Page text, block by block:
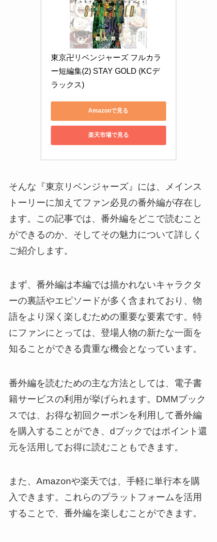
東京卍リベンジャーズ フルカラ
ー短編集(2) STAY GOLD (KCデ
ラックス)
Amazonで見る
楽天市場で見る
そんな『東京リベンジャーズ』には、メインス
トーリーに加えてファン必見の番外編が存在し
ます。この記事では、番外編をどこで読むこと
ができるのか、そしてその魅力について詳しく
ご紹介します。
まず、番外編は本編では描かれないキャラクタ
ーの裏話やエピソードが多く含まれており、物
語をより深く楽しむための重要な要素です。特
にファンにとっては、登場人物の新たな一面を
知ることができる貴重な機会となっています。
番外編を読むための主な方法としては、電子書
籍サービスの利用が挙げられます。DMMブック
スでは、お得な初回クーポンを利用して番外編
を購入することができ、dブックではポイント還
元を活用してお得に読むこともできます。
また、Amazonや楽天では、手軽に単行本を購
入できます。これらのプラットフォームを活用
することで、番外編を楽しむことができます。